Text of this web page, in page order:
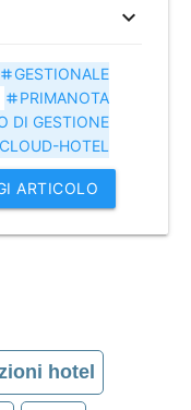
expand_more
tag GESTIONALE
tag PRIMANOTA
DI GESTIONE
CLOUD-HOTEL
ARTICOLO
hotel